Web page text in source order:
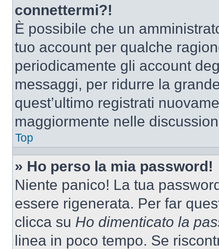
connettermi?!
È possibile che un
tuo account per qualche
periodicamente gli account
messaggi, per ridurre la
quest’ultimo registrati
maggiormente nelle
Top
» Ho perso la mia password!
Niente panico! La tua
essere rigenerata. Per far
clicca su Ho dimenticato la
linea in poco tempo. Se